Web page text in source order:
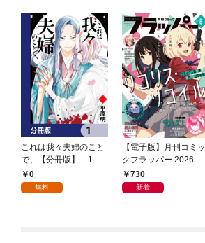
これは我々夫婦のこと
で、【分冊版】 1
0
無料
【電子版】月刊コミッ
クフラッパー 2026年9
月号730
新着